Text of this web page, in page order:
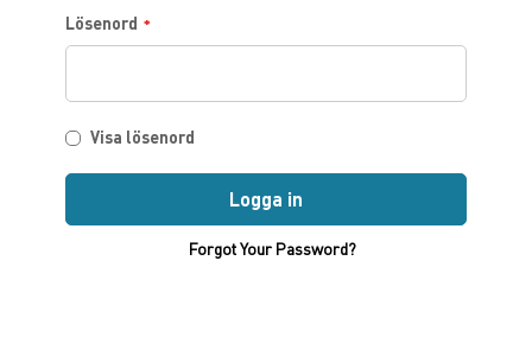
Lösenord
Visa lösenord
Logga in
Forgot Your Password?